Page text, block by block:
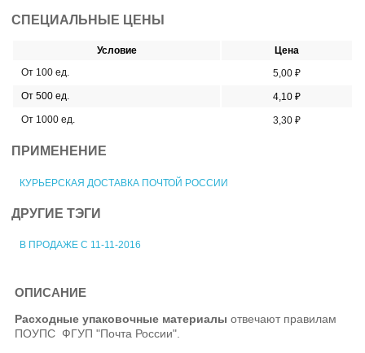
СПЕЦИАЛЬНЫЕ ЦЕНЫ
Условие
Цена
От 100 ед.
5,00 ₽
От 500 ед.
4,10 ₽
От 1000 ед.
3,30 ₽
ПРИМЕНЕНИЕ
КУРЬЕРСКАЯ ДОСТАВКА ПОЧТОЙ РОССИИ
ДРУГИЕ ТЭГИ
В ПРОДАЖЕ С 11-11-2016
ОПИСАНИЕ
Расходные упаковочные материалы отвечают правилам
ПОУПС ФГУП "Почта России".